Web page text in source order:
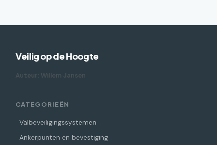
Veilig op de Hoogte
Auteur: Willem Jansen
CATEGORIEËN
Valbeveiligingssystemen
Ankerpunten en bevestiging